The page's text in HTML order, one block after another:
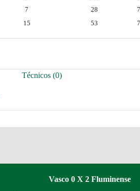
7 28
15 53
Técnicos (0)
Vasco 0 X 2 Fluminense